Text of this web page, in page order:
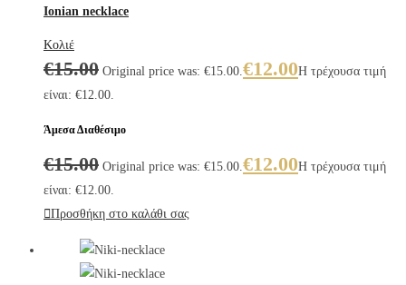
Ionian necklace
Κολιέ
€15.00 Original price was: €15.00.€12.00Η τρέχουσα τιμή
είναι: €12.00.
Άμεσα Διαθέσιμο
€15.00 Original price was: €15.00.€12.00Η τρέχουσα τιμή
είναι: €12.00.
Προσθήκη στο καλάθι σας